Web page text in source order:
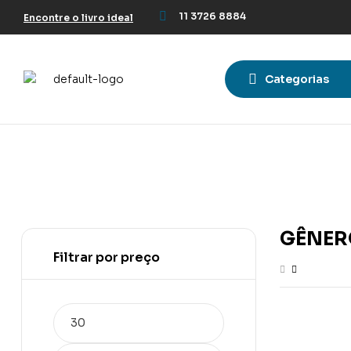
Encontre o livro ideal 11 3726 8884
Categorias
Filtrar por preço